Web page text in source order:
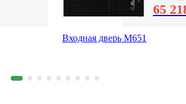
65
Входная дверь М651